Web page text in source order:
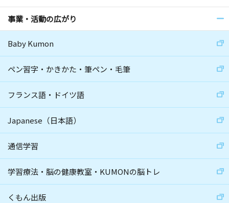
事業・活動の広がり
Baby Kumon
ペン習字・かきかた・筆ペン・毛筆
フランス語・ドイツ語
Japanese（日本語）
通信学習
学習療法・脳の健康教室・KUMONの脳トレ
くもん出版